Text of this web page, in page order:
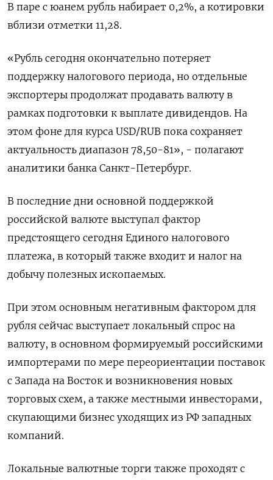
В паре с юанем рубль набирает 0,2%, а котировки
вблизи отметки 11,28.
«Рубль сегодня окончательно потеряет
поддержку налогового периода, но отдельные
экспортеры продолжат продавать валюту в
рамках подготовки к выплате дивидендов. На
этом фоне для курса USD/RUB пока сохраняет
актуальность диапазон 78,50-81», - полагают
аналитики банка Санкт-Петербург.
В последние дни основной поддержкой
российской валюте выступал фактор
предстоящего сегодня Единого налогового
платежа, в который также входит и налог на
добычу полезных ископаемых.
При этом основным негативным фактором для
рубля сейчас выступает локальный спрос на
валюту, в основном формируемый российскими
импортерами по мере переориентации поставок
с Запада на Восток и возникновения новых
торговых схем, а также местными инвесторами,
скупающими бизнес уходящих из РФ западных
компаний.
Локальные валютные торги также проходят с